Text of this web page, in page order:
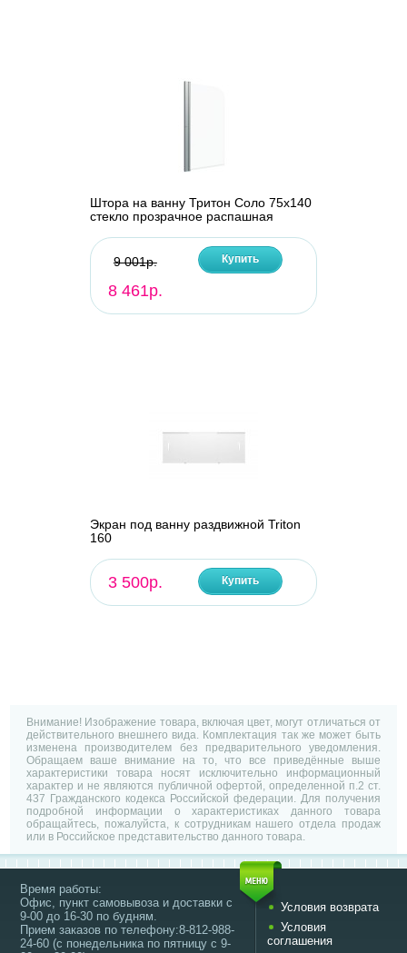
Штора на ванну Тритон Соло 75х140
стекло прозрачное распашная
9 001р.
8 461р.
Купить
Экран под ванну раздвижной Triton
160
3 500р. Купить
Внимание! Изображение товара, включая цвет, могут отличаться от
действительного внешнего вида. Комплектация так же может быть
изменена производителем без предварительного уведомления.
Обращаем ваше внимание на то, что все приведённые выше
характеристики товара носят исключительно информационный
характер и не являются публичной офертой, определенной п.2 ст.
437 Гражданского кодекса Российской федерации. Для получения
подробной информации о характеристиках данного товара
обращайтесь, пожалуйста, к сотрудникам нашего отдела продаж
или в Российское представительство данного товара.
Время работы:
Офис, пункт самовывоза и доставки с
9-00 до 16-30 по будням.
Прием заказов по телефону:8-812-988-
24-60 (с понедельника по пятницу с 9-
Условия возврата
Условия
соглашения